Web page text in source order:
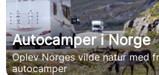
Autocamper i Norge
Oplev Norges vilde natur med
autocamper